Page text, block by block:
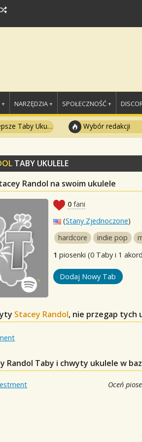
+ NARZĘDZIA + SPOŁECZNOŚĆ +
Taby Ukulele Wybór redakcji
TABY UKULELE
Randol na swoim ukulele
0 fani
(Stany Zjednoczone)
hardcore
indie pop
1 piosenki (0 Taby i 1
Dodaj Nowy Tab
Stacey Randol, nie przegap tych
Randol Taby i chwyty ukulele w
Oceń